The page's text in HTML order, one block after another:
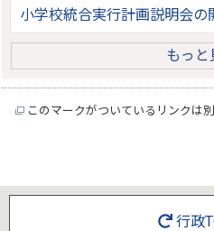
小学校統合実行計画説明会の
もっと
このマークがついているリンクは
行政